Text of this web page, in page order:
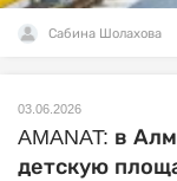
Сабина Шолахова
03.06.2026
AMANAT: в
детскую